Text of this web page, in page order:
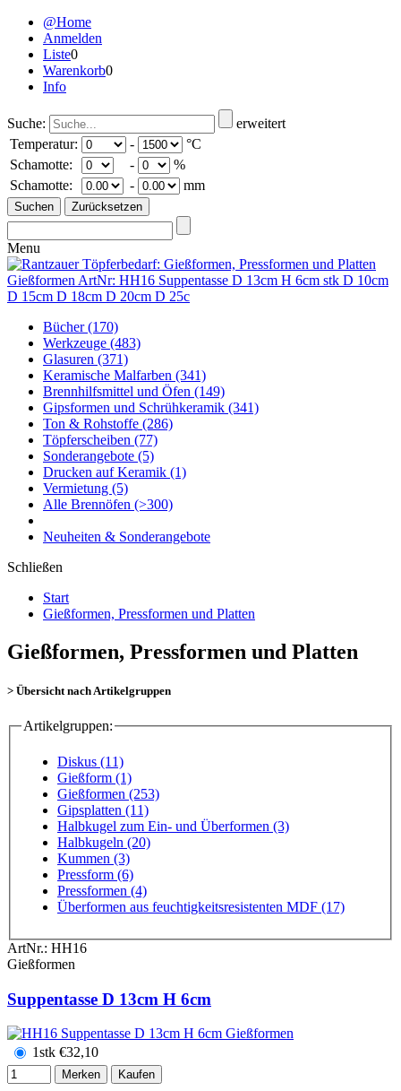
@Home
Anmelden
Liste0
Warenkorb0
Info
Suche:
erweitert
Temperatur:
-
°C
Schamotte:
-
%
Schamotte:
- mm
Menu
Bücher(170)
Werkzeuge (483)
Glasuren (371)
Keramische Malfarben (341)
Brennhilfsmittel und Öfen (149)
Gipsformen und Schrühkeramik (341)
Ton & Rohstoffe (286)
Töpferscheiben (77)
Sonderangebote (5)
Drucken auf Keramik (1)
Vermietung (5)
Alle Brennöfen (>300)
Neuheiten & Sonderangebote
Schließen
Start
Gießformen, Pressformen und Platten
Gießformen, Pressformen und Platten
> Übersicht nach Artikelgruppen
Artikelgruppen:
Diskus (11)
Gießform (1)
Gießformen (253)
Gipsplatten (11)
Halbkugel zum Ein- und Überformen (3)
Halbkugeln (20)
Kummen (3)
Pressform (6)
Pressformen (4)
Überformen aus feuchtigkeitsresistenten MDF (17)
ArtNr.: HH16
Gießformen
Suppentasse D 13cm H 6cm
1stk €32,10
Merken Kaufen